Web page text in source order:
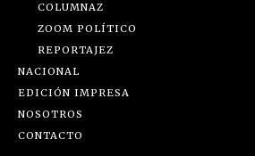
COLUMNAZ
ZOOM POLÍTICO
REPORTAJEZ
NACIONAL
EDICIÓN IMPRESA
NOSOTROS
CONTACTO